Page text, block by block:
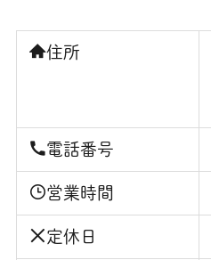
住所
電話番号
営業時間
定休日